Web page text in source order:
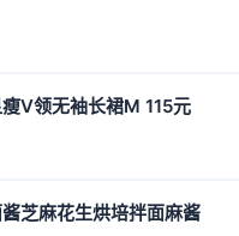
V领无袖长裙M 115元
芝麻花生烘培拌面麻酱